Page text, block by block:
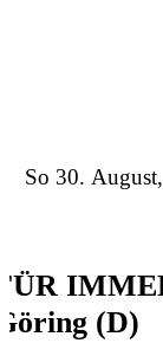
So 30.
(D)